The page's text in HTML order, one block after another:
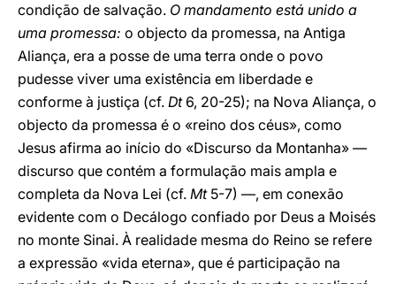
condição de salvação. O mandamento está unido a
uma promessa: o objecto da promessa, na Antiga
Aliança, era a posse de uma terra onde o povo
pudesse viver uma existência em liberdade e
conforme à justiça (cf. Dt 6, 20-25); na Nova Aliança, o
objecto da promessa é o «reino dos céus», como
Jesus afirma ao início do «Discurso da Montanha» —
discurso que contém a formulação mais ampla e
completa da Nova Lei (cf. Mt 5-7) —, em conexão
evidente com o Decálogo confiado por Deus a Moisés
no monte Sinai. À realidade mesma do Reino se refere
a expressão «vida eterna», que é participação na